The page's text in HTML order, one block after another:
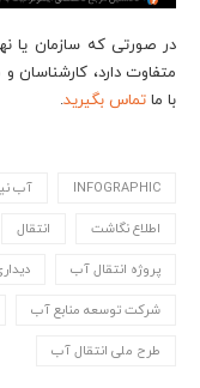
در صورتی که سازمان یا
با ما تماس بگیرید.
INFOGRAPHIC آب
اطلاع نگاشت انتقال
پروژه انتقال آب
شرکت توسعه منابع آب
طرح ملی انتقال آب